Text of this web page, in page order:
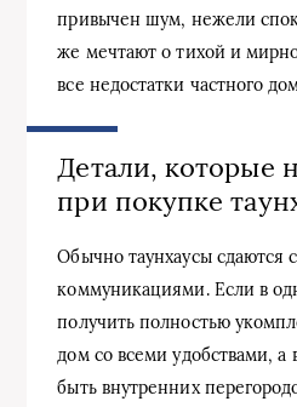
привычен шум, нежели
же мечтают о тихой и
все недостатки частного
Детали, которые
при покупке
Обычно таунхаусы сдаются
коммуникациями. Если в
получить полностью
дом со всеми удобствами, а
быть внутренних